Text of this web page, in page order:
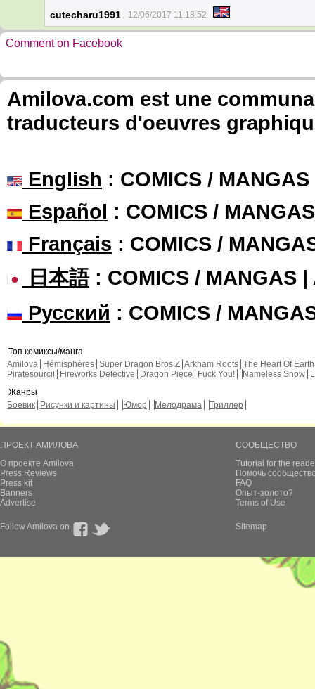
cutecharu1991 12/06/2017 11:18:52
Comment on Facebook
Amilova.com est une
traducteurs d'oeuvres
English : COMICS /
Español : COMICS /
Français : COMICS /
日本語: COMICS / MANGAS |
Русский : COMICS /
Топ комиксы/манга
Amilova
Hémisphères Super Dragon Bros Z Arkham Roots The Heart Of Earth
Piratesourcil
Fireworks Detective Dragon Piece Fuck You! Nameless Snow
Жанры
Боевик
Рисунки и картины Юмор Мелодрама Триллер
ПРОЕКТ АМИЛОВА
О проекте Amilova
Press Reviews
Press kit
Banners
Advertise
СООБЩЕСТВО
Tutorial for the
Помочь
FAQ
Опыт-золото?
Terms of Use
Follow Amilova on Sitemap